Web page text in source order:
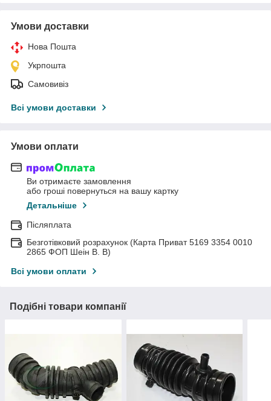
Умови доставки
Нова Пошта
Укрпошта
Самовивіз
Всі умови доставки
Умови оплати
Ви отримаєте замовлення
або гроші повернуться на вашу картку
Детальніше
Післяплата
Безготівковий розрахунок (Карта Приват 5169 3354 0010
2865 ФОП Шеін В. В)
Всі умови оплати
Подібні товари компанії